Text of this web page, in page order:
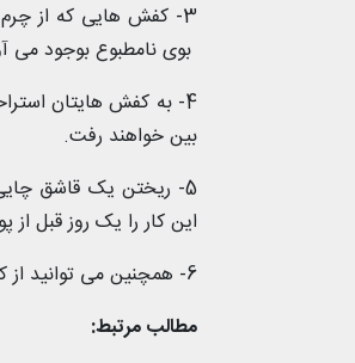
3- کفش هایی که از
بوی نامطبوع بوجود می
4- به کفش هایتان
بین خواهند رفت.
5- ریختن یک قاشق
این کار را یک روز قبل
6- همچنین می توانید از کفی های خوشبو کننده استفاده کنید.
مطالب مرتبط: